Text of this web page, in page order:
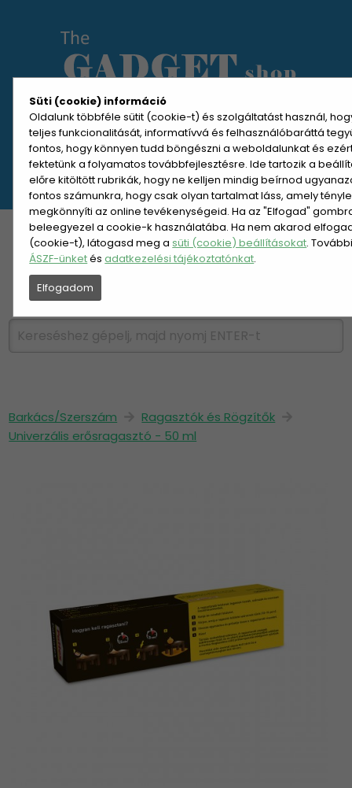
Süti (cookie) információ
Oldalunk többféle sütit (cookie-t) és szolgáltatást használ,
teljes funkcionalitását, informatívvá és felhasználóbaráttá
fontos, hogy könnyen tudd böngészni a weboldalunkat és
fektetünk a folyamatos továbbfejlesztésre. Ide tartozik a
előre kitöltött rubrikák, hogy ne kelljen mindig beírnod
fontos számunkra, hogy csak olyan tartalmat láss, amely
megkönnyíti az online tevékenységeid. Ha az "Elfogad"
beleegyezel a cookie-k használatába. Ha nem akarod
(cookie-t), látogasd meg asüti (cookie) beállításokat.
ÁSZF-ünketésadatkezelési tájékoztatónkat.
Elfogadom
MENÜ MEGNYITÁSA
REGISZTRÁCIÓ BELÉPÉS
KATEGÓRIÁK HETI AJÁNLAT
ÚJDONSÁGOK NÉPSZERŰ
Barkács/Szerszám
Ragasztók és Rögzítők
Univerzális erősragasztó - 50 ml